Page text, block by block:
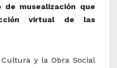
de musealización que
virtual de las
y la Obra Social